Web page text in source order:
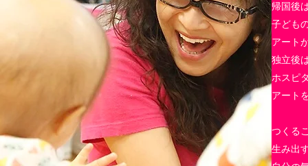
帰国後
子ども
アート
独立後
ホスピ
アート
つくる
生み出